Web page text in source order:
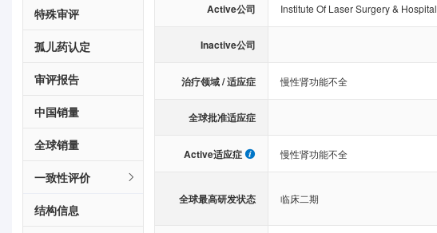
特殊审评
孤儿药认定
审评报告
中国销量
全球销量
一致性评价
结构信息
Active公司 Institute Of Laser Surgery & Hospital
Inactive公司
治疗领域 / 适应症 慢性肾功能不全
全球批准适应症
Active适应症 慢性肾功能不全
全球最高研发状态 临床二期